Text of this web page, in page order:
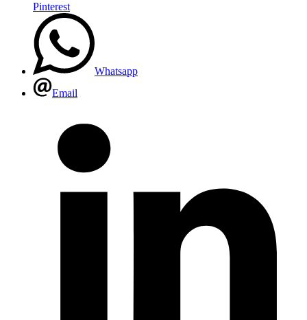
Pinterest
Whatsapp
Email